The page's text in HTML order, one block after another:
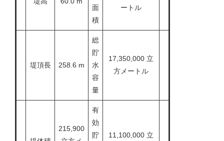
面
積
ートル
堤頂長 258.6 m
総
貯
水
容
量
17,350,000 立
方メートル
215,900
有
効
貯
11,100,000 立